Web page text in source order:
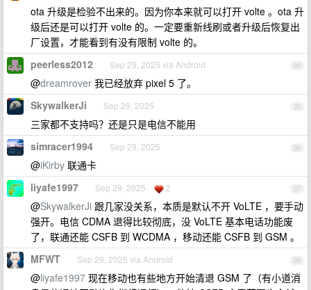
ota 升级是检验不出来的。因为你本来就可以打开 volte 。ota 升
级后还是可以打开 volte 的。一定要重新线刷或者升级后恢复出
厂设置，才能看到有没有限制 volte 的。
34
peerless2012 Sep 29, 2025 via Android
@dreamrover 我已经放弃 pixel 5 了。
35
SkywalkerJi Sep 29, 2025
三家都不支持吗？还是只是电信不能用
36
simracer1994 Sep 29, 2025
@iKirby 联通卡
37
liyafe1997 Sep 29, 2025 2
@SkywalkerJi 跟几家没关系，本质是默认不开 VoLTE ，要手动
强开。电信 CDMA 退得比较彻底，没 VoLTE 基本电话功能废
了，联通还能 CSFB 到 WCDMA ，移动还能 CSFB 到 GSM 。
38
MFWT Sep 29, 2025 via Android
@liyafe1997 现在移动也有些地方开始清退 GSM 了（有小道消